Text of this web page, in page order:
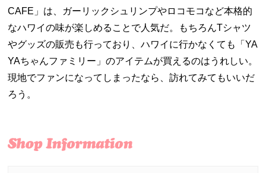
CAFE」は、ガーリックシュリンプやロコモコなど本格的
なハワイの味が楽しめることで人気だ。もちろんTシャツ
やグッズの販売も行っており、ハワイに行かなくても「YA
YAちゃんファミリー」のアイテムが買えるのはうれしい。
現地でファンになってしまったなら、訪れてみてもいいだ
ろう。